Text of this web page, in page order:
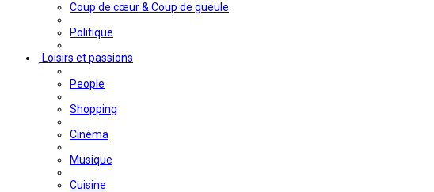
Coup de cœur & Coup de gueule
Politique
Loisirs et passions
People
Shopping
Cinéma
Musique
Cuisine